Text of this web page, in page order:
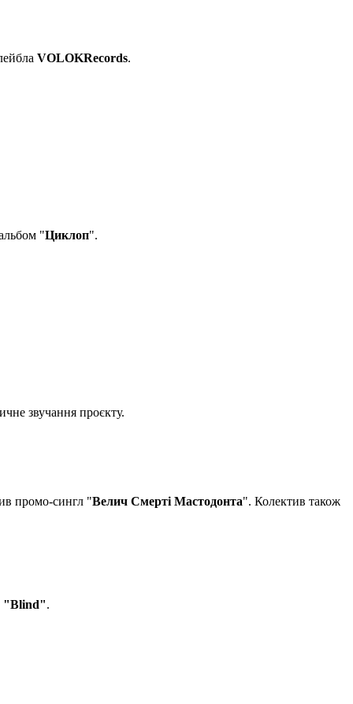
VOLOKRecords.
"Циклоп".
звучання проєкту.
промо-сингл "Велич Смерті Мастодонта". Колектив також
"Blind".